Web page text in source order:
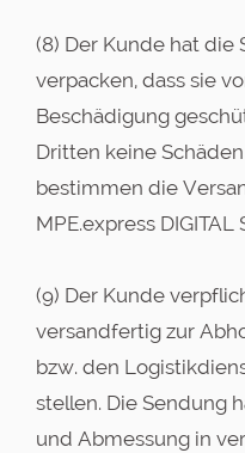
(8) Der Kunde hat die
verpacken, dass sie
Beschädigung
Dritten keine
bestimmen die
MPE.express DIGITAL
(9) Der Kunde
versandfertig zur
bzw. den
stellen. Die Sendung
und Abmessung in